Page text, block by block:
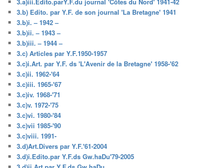
3.b) Edito. par Y.F. de son journal 'La Bretagne' 1941
3.b)i. – 1942 –
3.b)ii. – 1943 –
3.b)iii. – 1944 –
3.c) Articles par Y.F.1950-1957
3.c)i.Art. par Y.F. ds 'L'Avenir de la Bretagne' 1958-'62
3.c)ii. 1962-'64
3.c)iii. 1965-'67
3.c)iv. 1968-'71
3.c)v. 1972-'75
3.c)vi. 1980-'84
3.c)vii 1985-'90
3.c)viii. 1991-
3.d)Art.Divers par Y.F.'61-2004
3.d)i.Edito.par Y.F.ds Gw.haDu'79-2005